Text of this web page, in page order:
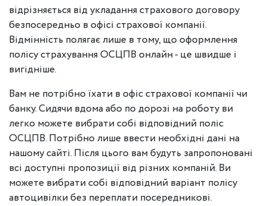
відрізняється від укладання страхового договору
безпосередньо в офісі страхової компанії.
Відмінність полягає лише в тому, що оформлення
полісу страхування ОСЦПВ онлайн - це швидше і
вигідніше.
Вам не потрібно їхати в офіс страхової компанії чи
банку. Сидячи вдома або по дорозі на роботу ви
легко можете вибрати собі відповідний поліс
ОСЦПВ. Потрібно лише ввести необхідні дані на
нашому сайті. Після цього вам будуть запропоновані
всі доступні пропозиції від різних компаній. Ви
можете вибрати собі відповідний варіант полісу
автоцивілки без переплати посередникові.